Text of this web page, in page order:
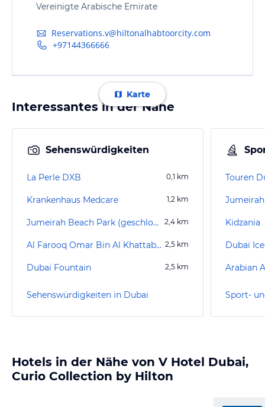
Vereinigte Arabische Emirate
Reservations.v@hiltonalhabtoorcity.com
+97144366666
Karte
Interessantes in der Nähe
Sehenswürdigkeiten
La Perle DXB 0,1 km
Krankenhaus Medcare 1,2 km
Jumeirah Beach Park (geschlossen) 2,4 km
Al Farooq Omar Bin Al Khattab Moschee 2,5 km
Dubai Fountain 2,5 km
Sehenswürdigkeiten in Dubai
Kidzania
Dubai
Arabian
Sport-
Hotels in der Nähe von V Hotel Dubai,
Curio Collection by Hilton